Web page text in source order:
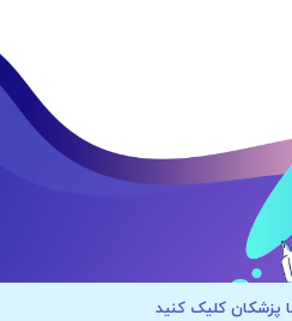
پزشکان کلیک کنید